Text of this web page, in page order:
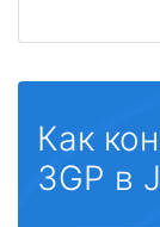
Как
3GP в